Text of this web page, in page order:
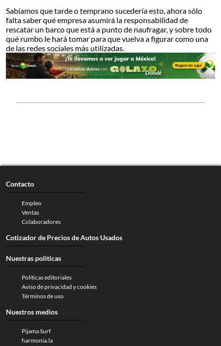
Sabíamos que tarde o temprano sucedería esto, ahora sólo
falta saber qué empresa asumirá la responsabilidad de
rescatar un barco que está a punto de naufragar, y sobre todo
qué rumbo le hará tomar para que vuelva a figurar como una
de las redes sociales más utilizadas.
Contacto
Empleo
Ventas
Colaboradores
Cotizador de Precios de Autos Usados
Nuestras politicas
Políticas editoriales
Aviso de privacidad y cookies
Términos de uso
Nuestros medios
Pijama Surf
harmonia.la